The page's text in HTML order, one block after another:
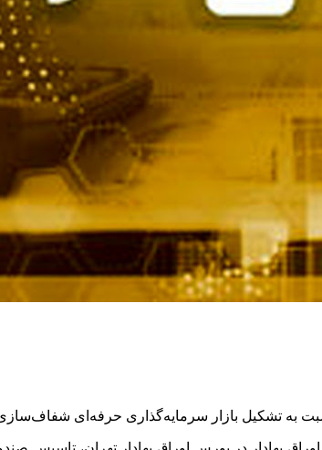
به تشکیل بازار سرمایه‌گذاری‌ حرفه‌ای